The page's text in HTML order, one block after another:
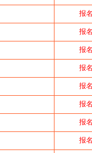
报
报
报
报
报
报
报
报